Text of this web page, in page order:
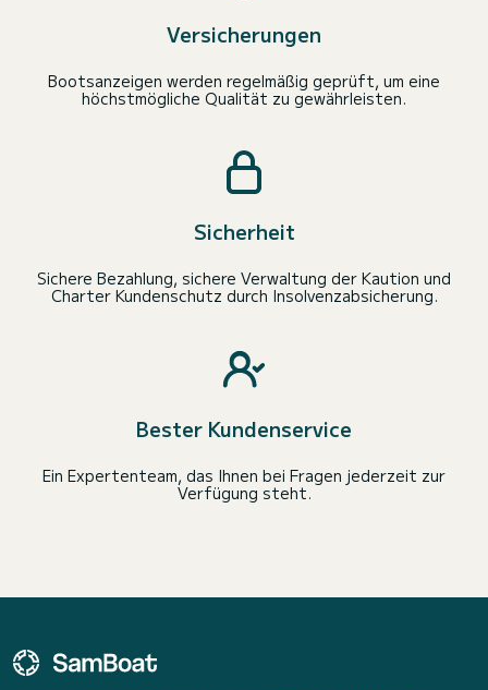
Versicherungen
Bootsanzeigen werden regelmäßig geprüft, um eine
höchstmögliche Qualität zu gewährleisten.
Sicherheit
Sichere Bezahlung, sichere Verwaltung der Kaution und
Charter Kundenschutz durch Insolvenzabsicherung.
Bester Kundenservice
Ein Expertenteam, das Ihnen bei Fragen jederzeit zur
Verfügung steht.